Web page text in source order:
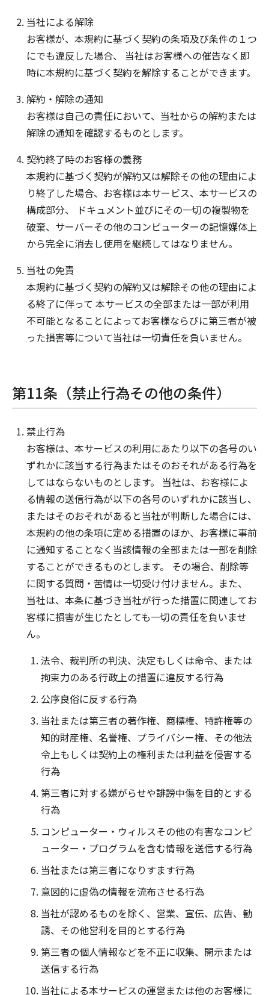
当社による解除
お客様が、本規約に基づく契約の条項及び条件の１つ
にでも違反した場合、 当社はお客様への催告なく即
時に本規約に基づく契約を解除することができます。
解約・解除の通知
お客様は自己の責任において、当社からの解約または
解除の通知を確認するものとします。
契約終了時のお客様の義務
本規約に基づく契約が解約又は解除その他の理由によ
り終了した場合、お客様は本サービス、本サービスの
構成部分、 ドキュメント並びにその一切の複製物を
破棄、サーバーその他のコンピューターの記憶媒体上
から完全に消去し使用を継続してはなりません。
当社の免責
本規約に基づく契約の解約又は解除その他の理由によ
る終了に伴って 本サービスの全部または一部が利用
不可能となることによってお客様ならびに第三者が被
った損害等について当社は一切責任を負いません。
第11条（禁止行為その他の条件）
禁止行為
お客様は、本サービスの利用にあたり以下の各号のい
ずれかに該当する行為またはそのおそれがある行為を
してはならないものとします。 当社は、お客様によ
る情報の送信行為が以下の各号のいずれかに該当し、
またはそのおそれがあると当社が判断した場合には、
本規約の他の条項に定める措置のほか、お客様に事前
に通知することなく当該情報の全部または一部を削除
することができるものとします。 その場合、削除等
に関する質問・苦情は一切受け付けません。また、
当社は、本条に基づき当社が行った措置に関連してお
客様に損害が生じたとしても一切の責任を負いませ
ん。
法令、裁判所の判決、決定もしくは命令、または
拘束力のある行政上の措置に違反する行為
公序良俗に反する行為
当社または第三者の著作権、商標権、特許権等の
知的財産権、名誉権、プライバシー権、その他法
令上もしくは契約上の権利または利益を侵害する
行為
第三者に対する嫌がらせや誹謗中傷を目的とする
行為
コンピューター・ウィルスその他の有害なコンピ
ューター・プログラムを含む情報を送信する行為
当社または第三者になりすます行為
意図的に虚偽の情報を流布させる行為
当社が認めるものを除く、営業、宣伝、広告、勧
誘、その他営利を目的とする行為
第三者の個人情報などを不正に収集、開示または
送信する行為
当社による本サービスの運営または他のお客様に